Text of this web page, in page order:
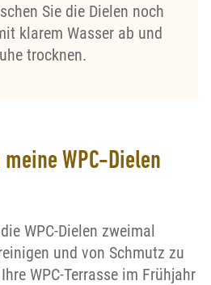
Sie die Dielen noch
klarem Wasser ab und
trocknen.
WPC-Dielen
WPC-Dielen zweimal
und von Schmutz zu
WPC-Terrasse im Frühjahr